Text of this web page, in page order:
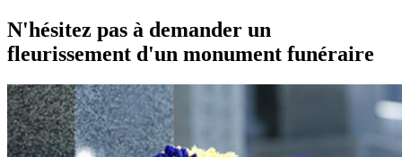
N'hésitez pas à demander un
fleurissement d'un monument funéraire